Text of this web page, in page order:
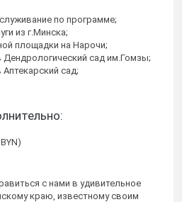
по программе;
из г.Минска;
площадки на Нарочи;
сад им.Гомзы;
сад;
с нами в удивительное
краю, известному своим